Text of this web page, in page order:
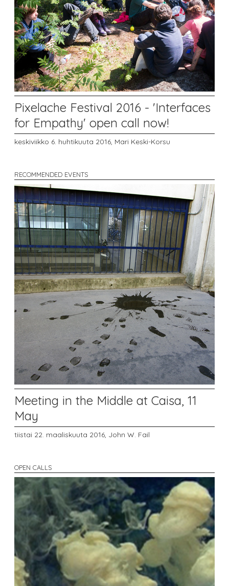
Pixelache Festival 2016 - 'Interfaces
for Empathy' open call now!
keskiviikko 6. huhtikuuta 2016, Mari Keski-Korsu
RECOMMENDED EVENTS
Meeting in the Middle at Caisa, 11
May
tiistai 22. maaliskuuta 2016, John W. Fail
OPEN CALLS